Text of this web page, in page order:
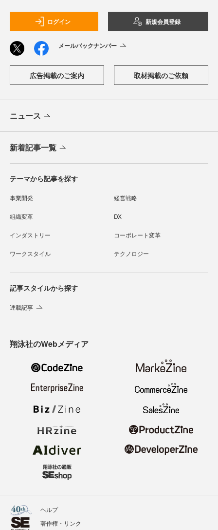
ログイン 新規会員登録
メールバックナンバー
広告掲載のご案内 取材掲載のご依頼
ニュース
新着記事一覧
テーマから記事を探す
事業開発 経営戦略
組織変革 DX
インダストリー コーポレート変革
ワークスタイル テクノロジー
記事スタイルから探す
連載記事
翔泳社のWebメディア
ヘルプ
著作権・リンク